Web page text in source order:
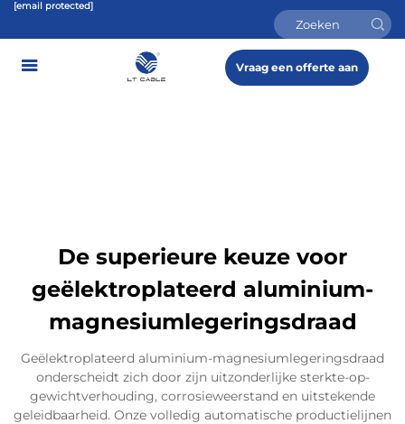
[email protected]
Vraag een offerte aan
De superieure keuze voor
geëlektroplateerd aluminium-
magnesiumlegeringsdraad
Geëlektroplateerd aluminium-magnesiumlegeringsdraad
onderscheidt zich door zijn uitzonderlijke sterkte-op-
gewichtverhouding, corrosieweerstand en uitstekende
geleidbaarheid. Onze volledig automatische productielijnen